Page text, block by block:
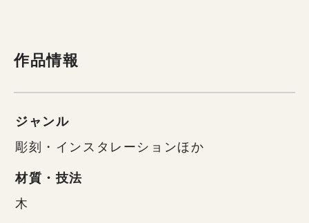
作品情報
ジャンル
彫刻・インスタレーションほか
材質・技法
木